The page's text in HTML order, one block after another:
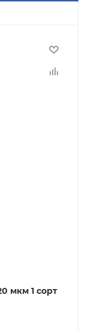
мкм 1 сорт